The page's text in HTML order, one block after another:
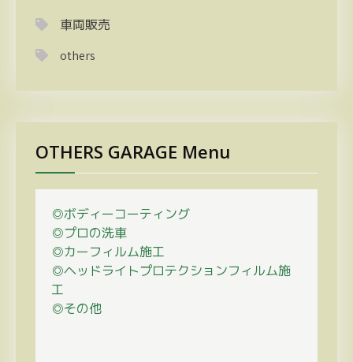
車両販売
others
OTHERS GARAGE Menu
◎ボディーコーティング
◎プロの洗車
◎カーフィルム施工
◎ヘッドライトプロテクションフィルム施
工
◎その他